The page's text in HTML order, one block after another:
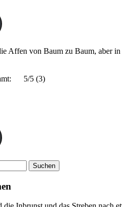
Affen von Baum zu Baum, aber
5/5 (3)